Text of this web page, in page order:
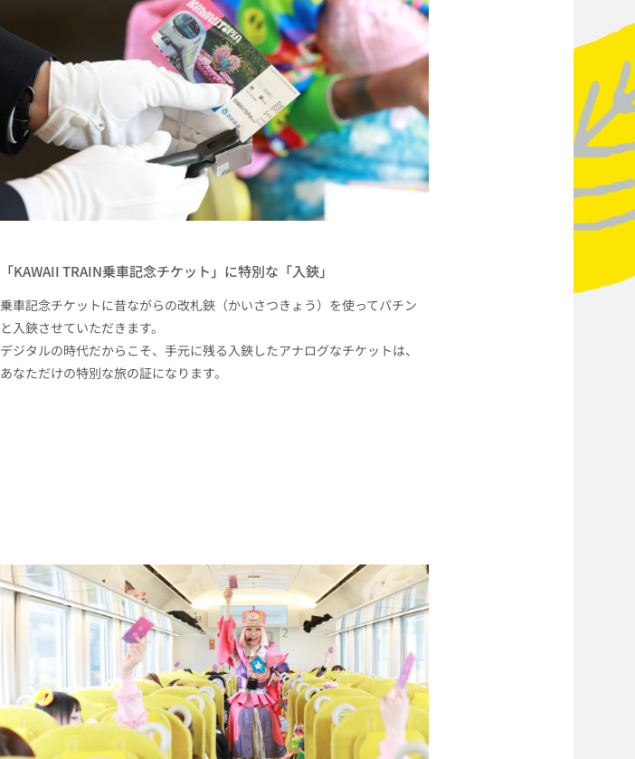
「KAWAII TRAIN乗車記念チケット」に特別な「入鋏」
乗車記念チケットに昔ながらの改札鋏（かいさつきょう）を使ってパチン
と入鋏させていただきます。
デジタルの時代だからこそ、手元に残る入鋏したアナログなチケットは、
あなただけの特別な旅の証になります。